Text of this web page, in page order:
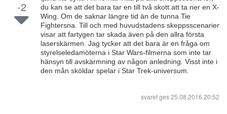
-2
du kan se att det bara tar en till två skott att ta ner en X-
Wing. Om de saknar längre tid än de tunna Tie
Fightersna. Till och med huvudstadens skeppsscenarier
visar att fartygen tar skada även på den allra första
laserskärmen. Jag tycker att det bara är en fråga om
styrelseledamöterna i Star Wars-filmerna som inte tar
hänsyn till avskärmning av någon anledning. Visst inte i
den mån sköldar spelar i Star Trek-universum.
svaret ges25.08.2016 20:52